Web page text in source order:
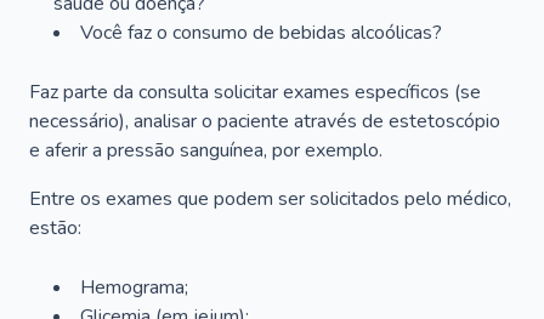
Você faz o consumo de bebidas alcoólicas?
Faz parte da consulta solicitar exames específicos (se
necessário), analisar o paciente através de estetoscópio
e aferir a pressão sanguínea, por exemplo.
Entre os exames que podem ser solicitados pelo médico,
estão:
Hemograma;